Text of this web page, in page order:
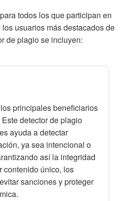
todos los que participan en
usuarios más destacados de
de plagio se incluyen:
principales beneficiarios
detector de plagio
ayuda a detectar
ya sea intencional o
así la integridad
contenido único, los
sanciones y proteger